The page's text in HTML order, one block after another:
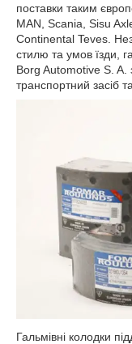
поставки таким
MAN, Scania, Sisu
Continental Teves.
стилю та умов їзди,
Borg Automotive S. A.
транспортний засіб
Гальмівні колодки